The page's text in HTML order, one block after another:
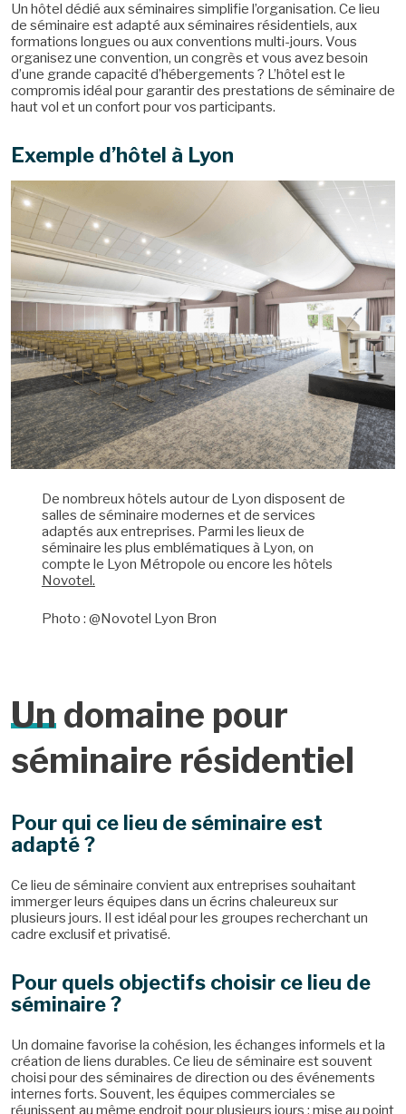
Un hôtel dédié aux séminaires simplifie l’organisation. Ce lieu
de séminaire est adapté aux séminaires résidentiels, aux
formations longues ou aux conventions multi-jours. Vous
organisez une convention, un congrès et vous avez besoin
d’une grande capacité d’hébergements ? L’hôtel est le
compromis idéal pour garantir des prestations de séminaire de
haut vol et un confort pour vos participants.
Exemple d’hôtel à Lyon
De nombreux hôtels autour de Lyon disposent de
salles de séminaire modernes et de services
adaptés aux entreprises. Parmi les lieux de
séminaire les plus emblématiques à Lyon, on
compte le Lyon Métropole ou encore les hôtels
Novotel.
Photo : @Novotel Lyon Bron
Undomaine pour
séminaire résidentiel
Pour qui ce lieu de séminaire est
adapté ?
Ce lieu de séminaire convient aux entreprises souhaitant
immerger leurs équipes dans un écrins chaleureux sur
plusieurs jours. Il est idéal pour les groupes recherchant un
cadre exclusif et privatisé.
Pour quels objectifs choisir ce lieu de
séminaire ?
Un domaine favorise la cohésion, les échanges informels et la
création de liens durables. Ce lieu de séminaire est souvent
choisi pour des séminaires de direction ou des événements
internes forts. Souvent, les équipes commerciales se
réunissent au même endroit pour plusieurs jours : mise au point